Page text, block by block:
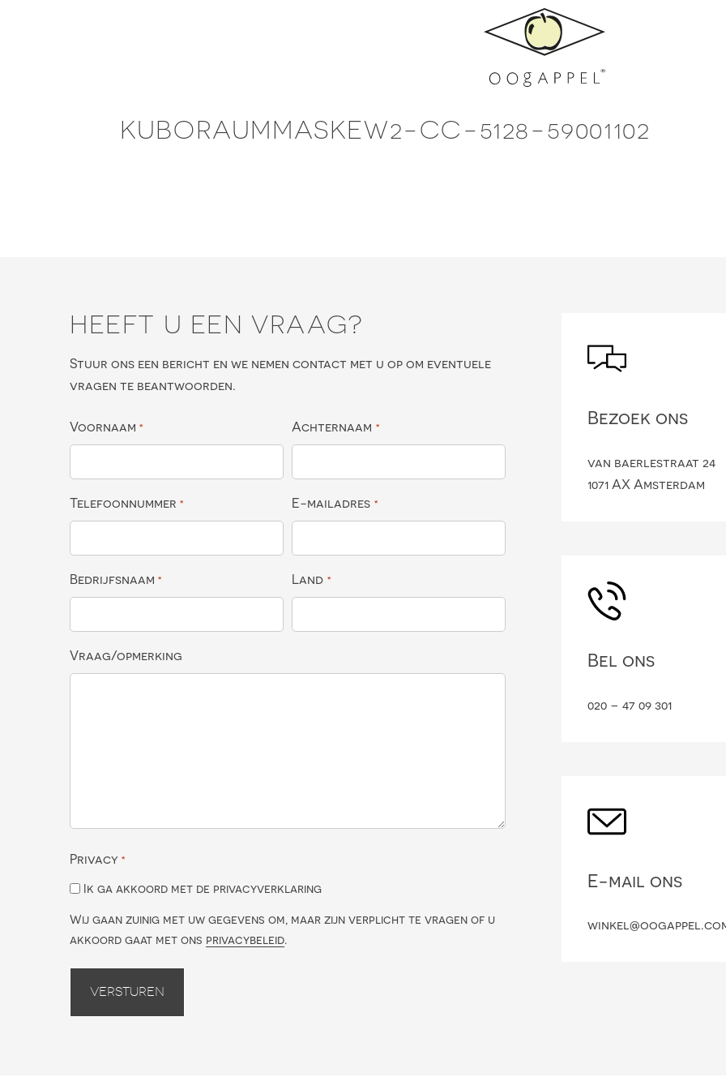
KUBORAUMMASKEW2-CC-5128-59001102
HEEFT U EEN VRAAG?
Stuur ons een bericht en we nemen contact met u op om eventuele
vragen te beantwoorden.
Voornaam * Achternaam *
Telefoonnummer * E-mailadres *
Bedrijfsnaam * Land *
Vraag/opmerking
Privacy *
Ik ga akkoord met de privacyverklaring
Wij gaan zuinig met uw gegevens om, maar zijn verplicht te vragen of u
akkoord gaat met ons privacybeleid.
Versturen
Bezoek ons
van baerlestraat 24
1071 AX Amsterdam
Bel ons
020 – 47 09 301
E-mail ons